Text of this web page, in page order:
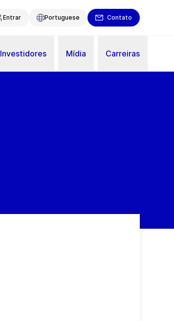
Entrar Portuguese Contato
Investidores Mídia Carreiras